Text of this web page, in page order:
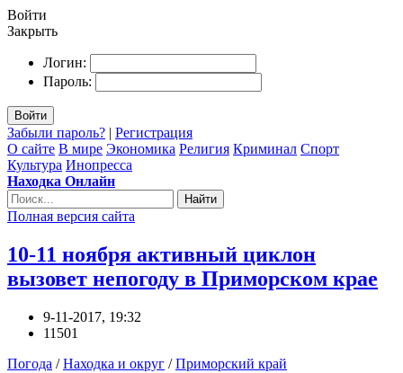
Войти
Закрыть
Логин:
Пароль:
Войти
Забыли пароль? | Регистрация
О сайте В мире Экономика Религия Криминал Спорт
Культура Инопресса
Находка Онлайн
Найти
Полная версия сайта
10-11 ноября активный циклон
вызовет непогоду в Приморском крае
9-11-2017, 19:32
11501
Погода /Находка и округ /Приморский край